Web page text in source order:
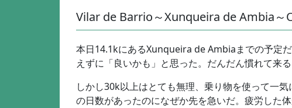
Vilar de Barrio～Xunqueira de Ambia～
本日14.1kにあるXunqueira de Ambiaまでの予定
えずに「良いかも」と思った。だんだん慣れて来
しかし30k以上はとても無理、乗り物を使って一
の日数があったのになぜか先を急いだ。疲労した